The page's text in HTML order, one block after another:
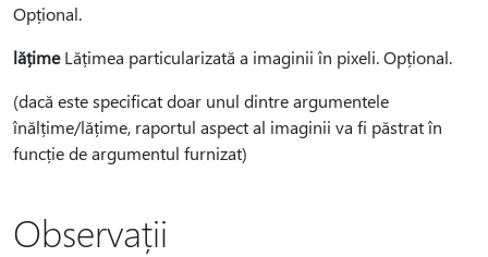
Opțional.
lățimeLățimea particularizată a imaginii în pixeli. Opțional.
(dacă este specificat doar unul dintre argumentele
înălțime/lățime, raportul aspect al imaginii va fi păstrat în
funcție de argumentul furnizat)
Observații